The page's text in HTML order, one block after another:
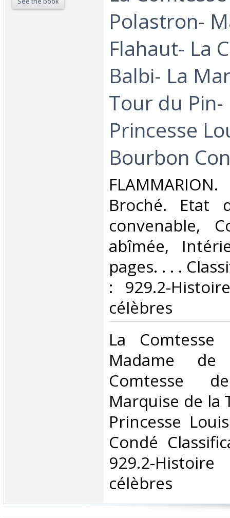
Polastron-
Flahaut- La
Balbi- La
Tour du Pin-
Princesse
Bourbon
Broché. Etat
convenable,
abîmée,
pages. . . .
: 929.2-
célèbres‎
‎La Comtesse
Madame
Comtesse
Marquise de la
Princesse
Condé
929.2-
célèbres‎